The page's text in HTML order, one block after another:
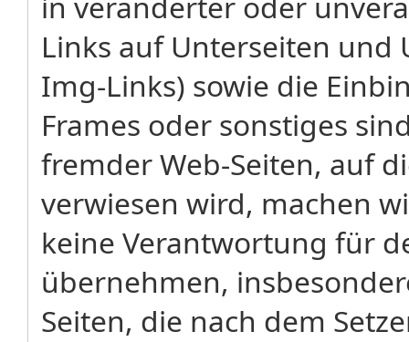
Links auf Unterseiten und
Img-Links) sowie die
Frames oder sonstiges
fremder Web-Seiten, auf
verwiesen wird, machen
keine Verantwortung für
übernehmen,
Seiten, die nach dem